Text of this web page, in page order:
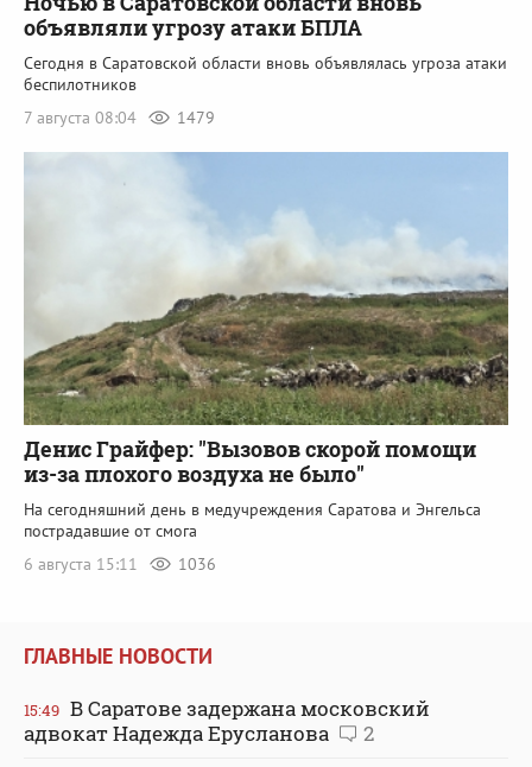
объявляли угрозу атаки БПЛА
Сегодня в Саратовской области вновь объявлялась угроза атаки
беспилотников
7 августа 08:04
1479
Денис Грайфер: "Вызовов скорой помощи
из-за плохого воздуха не было"
На сегодняшний день в медучреждения Саратова и Энгельса
пострадавшие от смога
6 августа 15:11
1036
ГЛАВНЫЕ НОВОСТИ
15:49 В Саратове задержана московский
адвокат Надежда Ерусланова
2